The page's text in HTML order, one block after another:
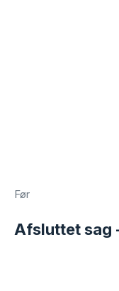
Før
​Afsluttet sag